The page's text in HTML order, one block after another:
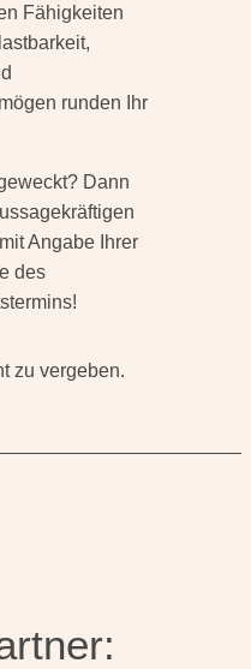
Fähigkeiten
runden Ihr
Dann
Angabe Ihrer
des
zu vergeben.